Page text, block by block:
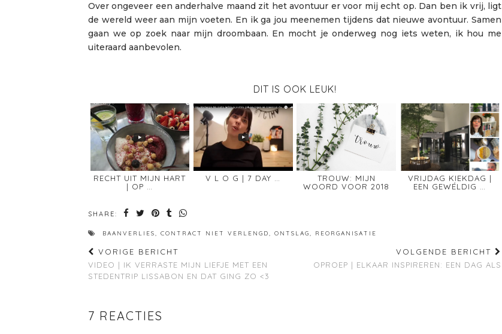
Over ongeveer een anderhalve maand zit het avontuur er voor mij echt op. Dan ben ik vrij, ligt
de wereld weer aan mijn voeten. En ik ga jou meenemen tijdens dat nieuwe avontuur. Samen
gaan we op zoek naar mijn droombaan. En mocht je onderweg nog iets weten, ik hou me
uiteraard aanbevolen.
DIT IS OOK LEUK!
RECHT UIT MIJN HART
| OP …
V L O G | 7 DAY …
TROUW: MIJN
WOORD VOOR 2018
VRIJDAG KIEKDAG |
EEN GEWÉLDIG …
SHARE:
BAANVERLIES, CONTRACT NIET VERLENGD, ONTSLAG, REORGANISATIE
VORIGE BERICHT
VIDEO | IK VERRASTE MIJN LIEFJE MET EEN
STEDENTRIP LISSABON EN DAT GING ZO <3
VOLGENDE BERICHT
OPROEP | ELKAAR INSPIREREN: EEN DAG ALS
7 REACTIES